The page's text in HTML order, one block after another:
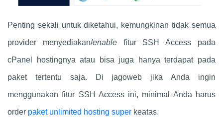
Penting sekali untuk diketahui, kemungkinan tidak semua
provider menyediakan/enablefitur SSH Access pada
cPanel hostingnya atau bisa juga hanya terdapat pada
paket tertentu saja. Di jagoweb jika Anda ingin
menggunakan fitur SSH Access ini, minimal Anda harus
order paket unlimited hosting super keatas.